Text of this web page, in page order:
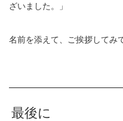
ざいました。」
名前を添えて、ご挨拶してみ
最後に